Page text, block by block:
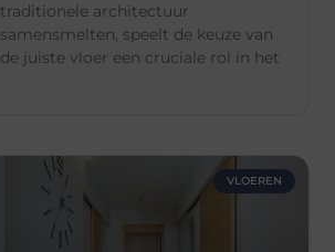
traditionele architectuur
samensmelten, speelt de keuze van
de juiste vloer een cruciale rol in het
VLOEREN